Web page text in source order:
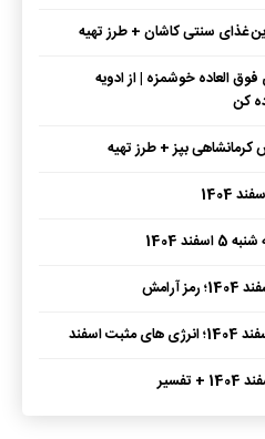
غذای سنتی کاشان + طرز تهیه
العاده خوشمزه | از ادویه
کن
بپز + طرز تهیه
1404